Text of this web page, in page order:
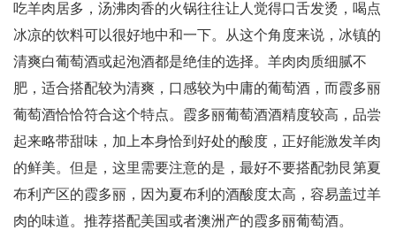
吃羊肉居多，汤沸肉香的火锅往往让人觉得口舌发烫，喝点
冰凉的饮料可以很好地中和一下。从这个角度来说，冰镇的
清爽白葡萄酒或起泡酒都是绝佳的选择。羊肉肉质细腻不
肥，适合搭配较为清爽，口感较为中庸的葡萄酒，而霞多丽
葡萄酒恰恰符合这个特点。霞多丽葡萄酒酒精度较高，品尝
起来略带甜味，加上本身恰到好处的酸度，正好能激发羊肉
的鲜美。但是，这里需要注意的是，最好不要搭配勃艮第夏
布利产区的霞多丽，因为夏布利的酒酸度太高，容易盖过羊
肉的味道。推荐搭配美国或者澳洲产的霞多丽葡萄酒。